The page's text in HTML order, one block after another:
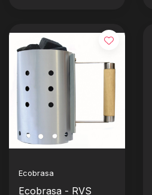
Ecobrasa
Ecobrasa - RVS